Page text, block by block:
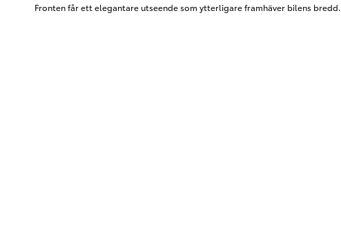
Fronten får ett elegantare utseende som ytterligare framhäver bilens bredd.